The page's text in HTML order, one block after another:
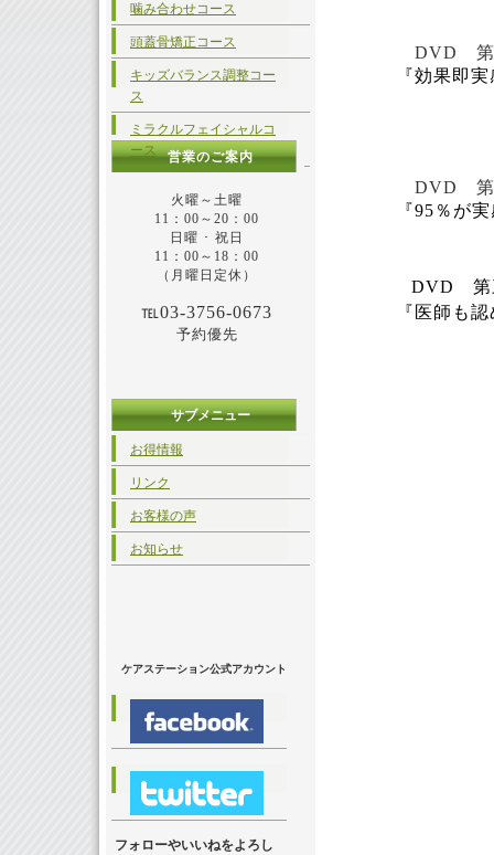
DVD 第
『効果即実感
DVD 第
『95％が
DVD 第
『医師も認め
噛み合わせコース
頭蓋骨矯正コース
キッズバランス調整コー
ス
ミラクルフェイシャルコ
ース
営業のご案内
火曜～土曜
11：00～20：00
日曜 ･ 祝日
11：00～18：00
（月曜日定休）
℡03-3756-0673
予約優先
サブメニュー
お得情報
リンク
お客様の声
お知らせ
ケアステーション公式アカウント
フォローやいいねをよろし